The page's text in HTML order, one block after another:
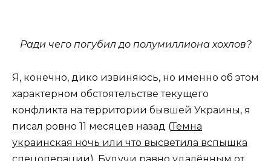
Ради чего погубил до полумиллиона хохлов?
Я, конечно, дико извиняюсь, но именно об этом
характерном обстоятельстве текущего
конфликта на территории бывшей Украины, я
писал ровно 11 месяцев назад (Темна
украинская ночь или что высветила вспышка
спецоперации). Будучи равно удалённым от